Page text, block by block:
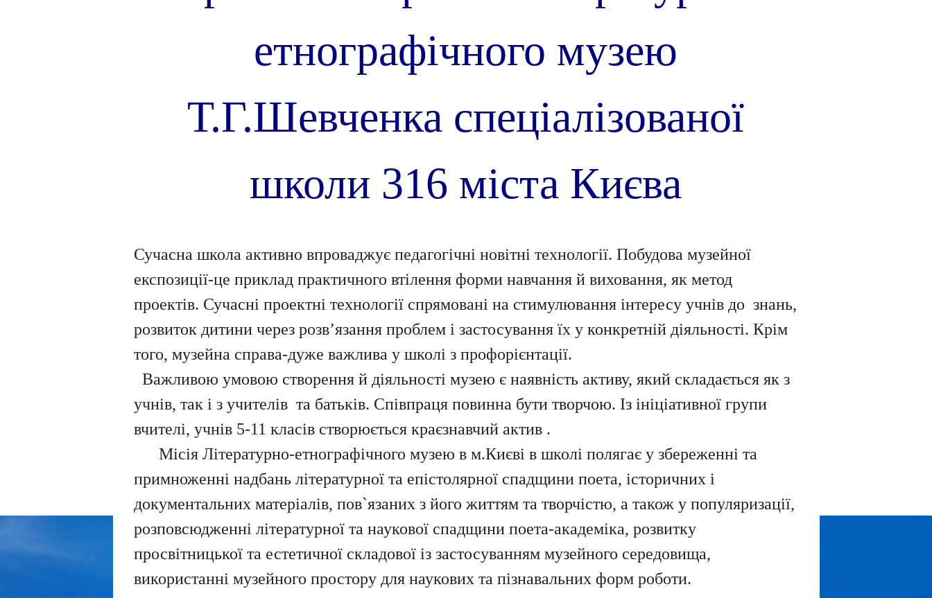
етнографічного музею
Т.Г.Шевченка спеціалізованої
школи 316 міста Києва
Сучасна школа активно впроваджує педагогічні новітні технології. Побудова музейної
експозиції-це приклад практичного втілення форми навчання й виховання, як метод
проектів. Сучасні проектні технології спрямовані на стимулювання інтересу учнів до знань,
розвиток дитини через розв’язання проблем і застосування їх у конкретній діяльності. Крім
того, музейна справа-дуже важлива у школі з профорієнтації.
Важливою умовою створення й діяльності музею є наявність активу, який складається як з
учнів, так і з учителів та батьків. Співпраця повинна бути творчою. Із ініціативної групи
вчителі, учнів 5-11 класів створюється краєзнавчий актив .
Місія Літературно-етнографічного музею в м.Києві в школі полягає у збереженні та
примноженні надбань літературної та епістолярної спадщини поета, історичних і
документальних матеріалів, пов`язаних з його життям та творчістю, а також у популяризації,
розповсюдженні літературної та наукової спадщини поета-академіка, розвитку
просвітницької та естетичної складової із застосуванням музейного середовища,
використанні музейного простору для наукових та пізнавальних форм роботи.